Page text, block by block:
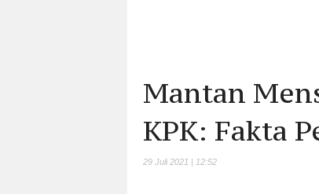
Mantan
KPK: Fakta
29 Juli 2021 | 12:52